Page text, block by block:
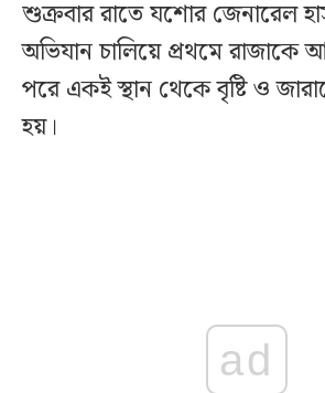
শুক্রবার রাতে যশোর জেনারেল
অভিযান চালিয়ে প্রথমে রাজাকে
পরে একই স্থান থেকে বৃষ্টি ও
হয়।
ad